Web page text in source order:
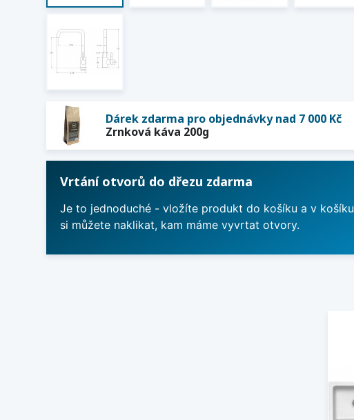
Dárek zdarma pro objednávky nad 7 000 Kč
Zrnková káva 200g
Vrtání otvorů do dřezu zdarma
Je to jednoduché - vložíte produkt do košíku a v košíku
si můžete naklikat, kam máme vyvrtat otvory.